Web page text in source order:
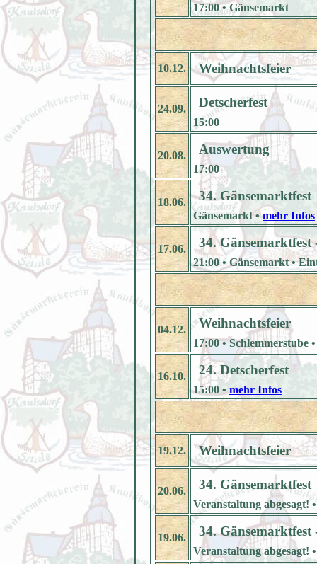
17:00 • Gänsemarkt
10.12. Weihnachtsfeier
24.09. Detscherfest
15:00
20.08. Auswertung
17:00
18.06. 34. Gänsemarktfest
Gänsemarkt •mehr Infos
17.06. 34. Gänsemarktfest
21:00 • Gänsemarkt •
04.12. Weihnachtsfeier
17:00 • Schlemmerstube
16.10. 24. Detscherfest
15:00 • mehr Infos
19.12. Weihnachtsfeier
20.06. 34. Gänsemarktfest
Veranstaltung abgesagt!
19.06. 34. Gänsemarktfest
Veranstaltung abgesagt!